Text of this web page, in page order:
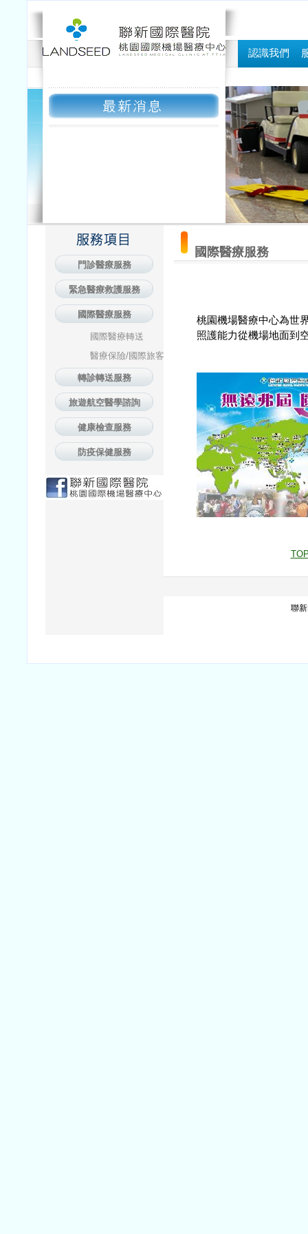
認識我們
門診醫療服務
緊急醫療救護服務
國際醫療服務
國際醫療轉送
醫療保險/國際旅客
轉診轉送服務
旅遊航空醫學諮詢
健康檢查服務
防疫保健服務
國際醫療服務
桃園機場醫療中心為世
照護能力從機場地面到
聯